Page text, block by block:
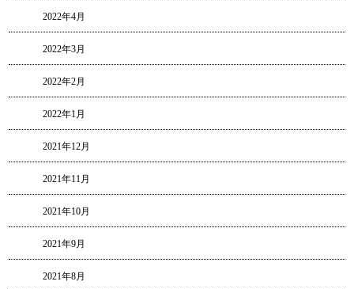
2022年4月
2022年3月
2022年2月
2022年1月
2021年12月
2021年11月
2021年10月
2021年9月
2021年8月